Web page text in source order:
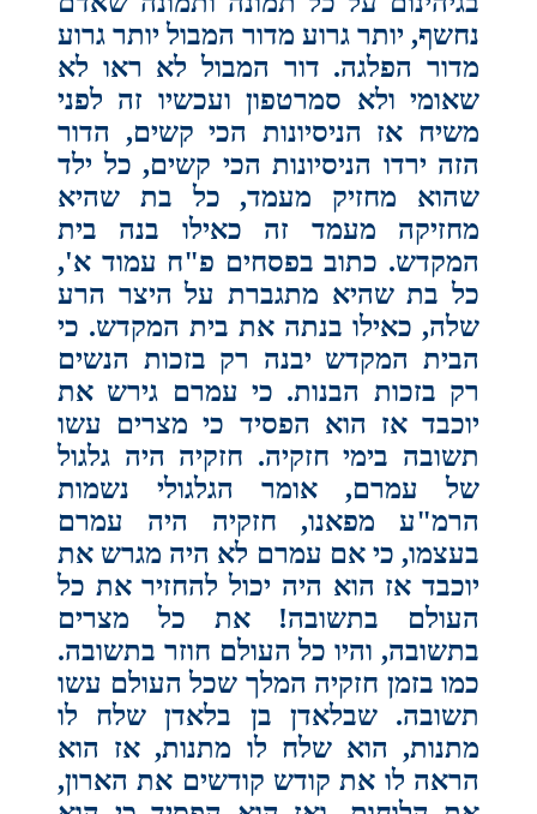
נחשף, יותר גרוע מדור המבול יותר גרוע
מדור הפלגה. דור המבול לא ראו לא
שאומי ולא סמרטפון ועכשיו זה לפני
משיח אז הניסיונות הכי קשים, הדור
הזה ירדו הניסיונות הכי קשים, כל ילד
שהוא מחזיק מעמד, כל בת שהיא
מחזיקה מעמד זה כאילו בנה בית
המקדש. כתוב בפסחים פ"ח עמוד א',
כל בת שהיא מתגברת על היצר הרע
שלה, כאילו בנתה את בית המקדש. כי
הבית המקדש יבנה רק בזכות הנשים
רק בזכות הבנות. כי עמרם גירש את
יוכבד אז הוא הפסיד כי מצרים עשו
תשובה בימי חזקיה. חזקיה היה גלגול
של עמרם, אומר הגלגולי נשמות
הרמ"ע מפאנו, חזקיה היה עמרם
בעצמו, כי אם עמרם לא היה מגרש את
יוכבד אז הוא היה יכול להחזיר את כל
העולם בתשובה! את כל מצרים
בתשובה, והיו כל העולם חוזר בתשובה.
כמו בזמן חזקיה המלך שכל העולם עשו
תשובה. שבלאדן בן בלאדן שלח לו
מתנות, הוא שלח לו מתנות, אז הוא
הראה לו את קודש קודשים את הארון,